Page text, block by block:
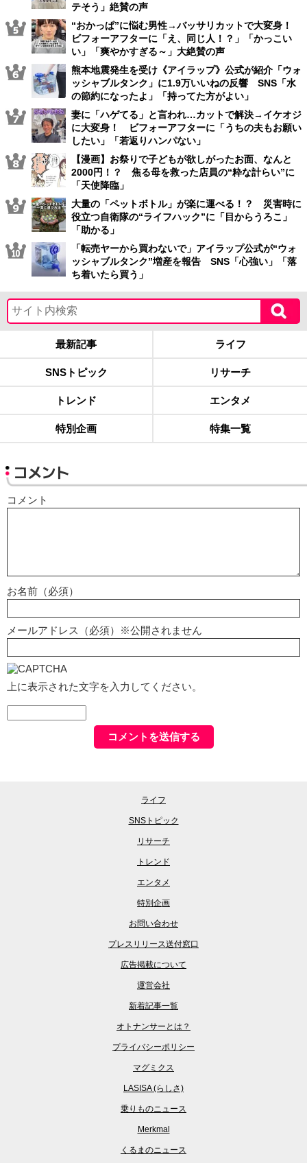
テそう」絶賛の声
“おかっぱ”に悩む男性→バッサリカットで大変身！
ビフォーアフターに「え、同じ人！？」「かっこい
い」「爽やかすぎる～」大絶賛の声
熊本地震発生を受け《アイラップ》公式が紹介「ウォ
ッシャブルタンク」に1.9万いいねの反響 SNS「水
の節約になったよ」「持ってた方がよい」
妻に「ハゲてる」と言われ…カットで解決→イケオジ
に大変身！ ビフォーアフターに「うちの夫もお願い
したい」「若返りハンパない」
【漫画】お祭りで子どもが欲しがったお面、なんと
2000円！？ 焦る母を救った店員の“粋な計らい”に
「天使降臨」
大量の「ペットボトル」が楽に運べる！？ 災害時に
役立つ自衛隊の“ライフハック”に「目からうろこ」
「助かる」
「転売ヤーから買わないで」アイラップ公式が“ウォ
ッシャブルタンク”増産を報告 SNS「心強い」「落
ち着いたら買う」
最新記事 ライフ
SNSトピック リサーチ
トレンド エンタメ
特別企画 特集一覧
コメント
コメント
お名前（必須）
メールアドレス（必須）※公開されません
上に表示された文字を入力してください。
ライフ
SNSトピック
リサーチ
トレンド
エンタメ
特別企画
お問い合わせ
プレスリリース送付窓口
広告掲載について
運営会社
新着記事一覧
オトナンサーとは？
プライバシーポリシー
マグミクス
LASISA (らしさ)
乗りものニュース
Merkmal
くるまのニュース